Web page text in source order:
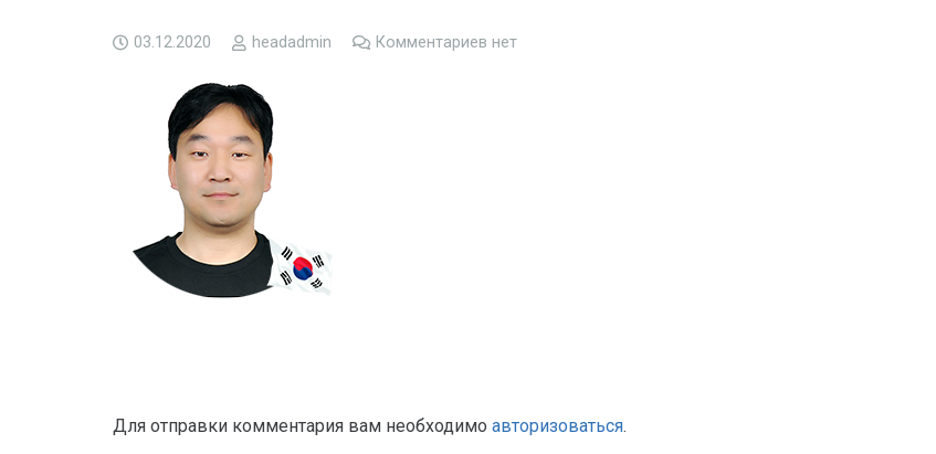
03.12.2020 headadmin Комментариев нет
Для отправки комментария вам необходимо авторизоваться.